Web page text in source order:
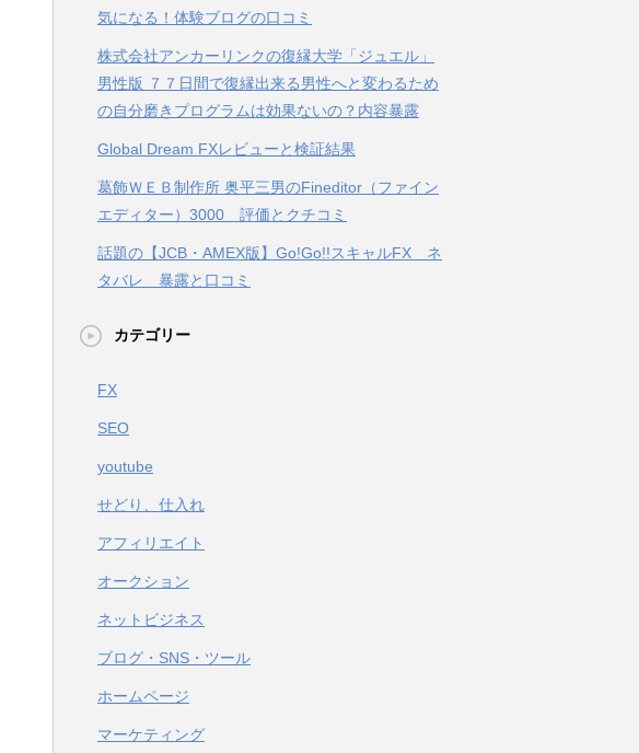
気になる！体験ブログの口コミ
株式会社アンカーリンクの復縁大学「ジュエル」
男性版 ７７日間で復縁出来る男性へと変わるため
の自分磨きプログラムは効果ないの？内容暴露
Global Dream FXレビューと検証結果
葛飾ＷＥＢ制作所 奥平三男のFineditor（ファイン
エディター）3000 評価とクチコミ
話題の【JCB・AMEX版】Go!Go!!スキャルFX ネ
タバレ 暴露と口コミ
カテゴリー
FX
SEO
youtube
せどり、仕入れ
アフィリエイト
オークション
ネットビジネス
ブログ・SNS・ツール
ホームページ
マーケティング